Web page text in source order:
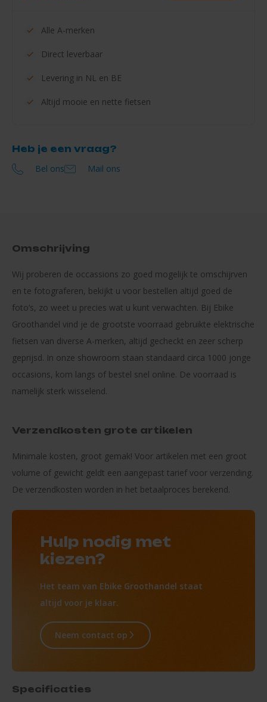
Alle A-merken
Direct leverbaar
Levering in NL en BE
Altijd mooie en nette fietsen
Heb je een vraag?
Bel ons
Mail ons
Omschrijving
Wij proberen de occassions zo goed mogelijk te omschijrven
en te fotograferen, bekijkt u voor bestellen altijd goed de
foto’s, zo weet u precies wat u kunt verwachten. Bij Ebike
Groothandel vind je de grootste voorraad gebruikte elektrische
fietsen van diverse A-merken, altijd gecheckt en zeer scherp
geprijsd. In onze showroom staan standaard circa 1000 jonge
occasions, kom langs of bestel snel online. De voorraad is
namelijk sterk wisselend.
Verzendkosten grote artikelen
Minimale kosten, groot gemak! Voor artikelen met een groot
volume of gewicht geldt een aangepast tarief voor verzending.
De verzendkosten worden in het betaalproces berekend.
Hulp nodig met
kiezen?
Het team van Ebike Groothandel staat
altijd voor je klaar.
Neem contact op
Specificaties